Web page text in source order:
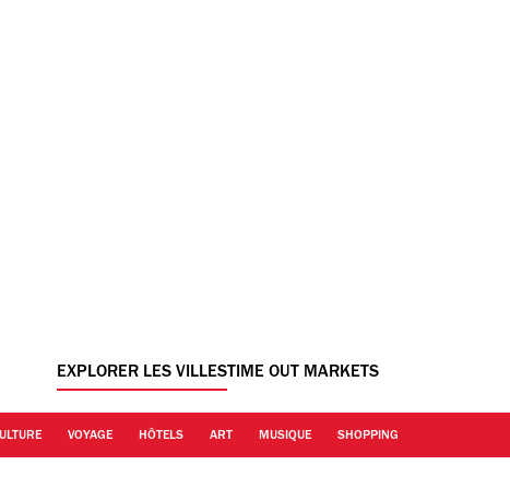
EXPLORER LES VILLESTIME OUT MARKETS
VOYAGE HÔTELS ART MUSIQUE SHOPPING